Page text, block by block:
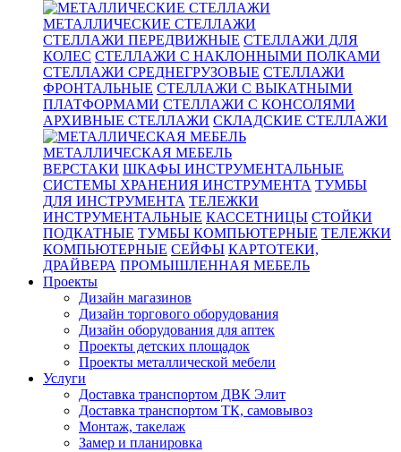
МЕТАЛЛИЧЕСКИЕ СТЕЛЛАЖИ
СТЕЛЛАЖИ ПЕРЕДВИЖНЫЕ СТЕЛЛАЖИ ДЛЯ
КОЛЕС СТЕЛЛАЖИ С НАКЛОННЫМИ ПОЛКАМИ
СТЕЛЛАЖИ СРЕДНЕГРУЗОВЫЕ СТЕЛЛАЖИ
ФРОНТАЛЬНЫЕ СТЕЛЛАЖИ С ВЫКАТНЫМИ
ПЛАТФОРМАМИ СТЕЛЛАЖИ С КОНСОЛЯМИ
АРХИВНЫЕ СТЕЛЛАЖИ СКЛАДСКИЕ СТЕЛЛАЖИ
МЕТАЛЛИЧЕСКАЯ МЕБЕЛЬ
ВЕРСТАКИ ШКАФЫ ИНСТРУМЕНТАЛЬНЫЕ
СИСТЕМЫ ХРАНЕНИЯ ИНСТРУМЕНТА ТУМБЫ
ДЛЯ ИНСТРУМЕНТА ТЕЛЕЖКИ
ИНСТРУМЕНТАЛЬНЫЕ КАССЕТНИЦЫ СТОЙКИ
ПОДКАТНЫЕ ТУМБЫ КОМПЬЮТЕРНЫЕ ТЕЛЕЖКИ
КОМПЬЮТЕРНЫЕ СЕЙФЫ КАРТОТЕКИ,
ДРАЙВЕРА ПРОМЫШЛЕННАЯ МЕБЕЛЬ
Проекты
Дизайн магазинов
Дизайн торгового оборудования
Дизайн оборудования для аптек
Проекты детских площадок
Проекты металлической мебели
Услуги
Доставка транспортом ДВК Элит
Доставка транспортом ТК, самовывоз
Монтаж, такелаж
Замер и планировка